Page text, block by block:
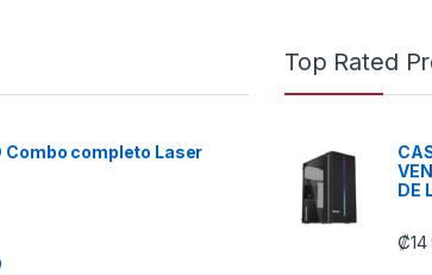
Combo completo Laser
Top Rated
DE
₡